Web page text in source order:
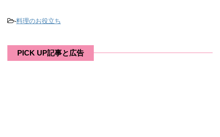
-料理のお役立ち
PICK UP記事と広告